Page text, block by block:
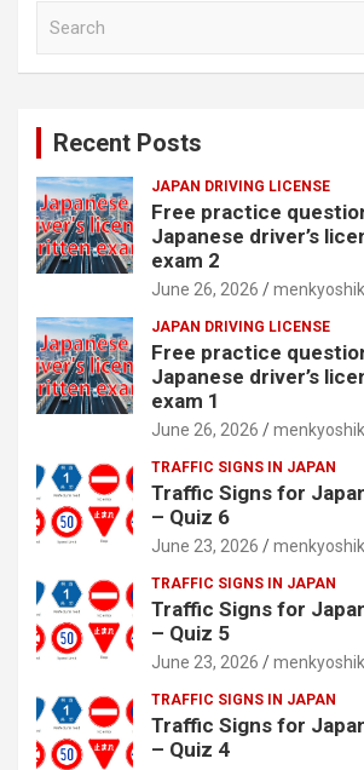
Recent Posts
JAPAN DRIVING LICENSE
Free practice
Japanese driver’s
exam 2
June 26, 2026
JAPAN DRIVING LICENSE
Free practice
Japanese driver’s
exam 1
June 26, 2026
TRAFFIC SIGNS IN JAPAN
Traffic Signs for
– Quiz 6
June 23, 2026
TRAFFIC SIGNS IN JAPAN
Traffic Signs for
– Quiz 5
June 23, 2026
TRAFFIC SIGNS IN JAPAN
Traffic Signs for
– Quiz 4